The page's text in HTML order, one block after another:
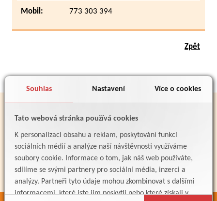
Souhlas Nastavení Více o cookies
Tato webová stránka používá cookies
K personalizaci obsahu a reklam, poskytování funkcí
sociálních médií a analýze naší návštěvnosti využíváme
soubory cookie. Informace o tom, jak náš web používáte,
sdílíme se svými partnery pro sociální média, inzerci a
analýzy. Partneři tyto údaje mohou zkombinovat s dalšími
informacemi, které jste jim poskytli nebo které získali v
Mobil: 773 303 394
Zpět